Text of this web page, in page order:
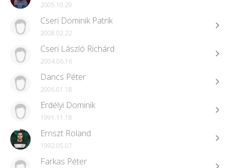
2005.10.29
Cseri Dominik Patrik
2008.02.22
Cseri László Richárd
2004.06.16
Dancs Péter
2006.01.18
Erdélyi Dominik
1991.11.18
Ernszt Roland
1992.05.07
Farkas Péter